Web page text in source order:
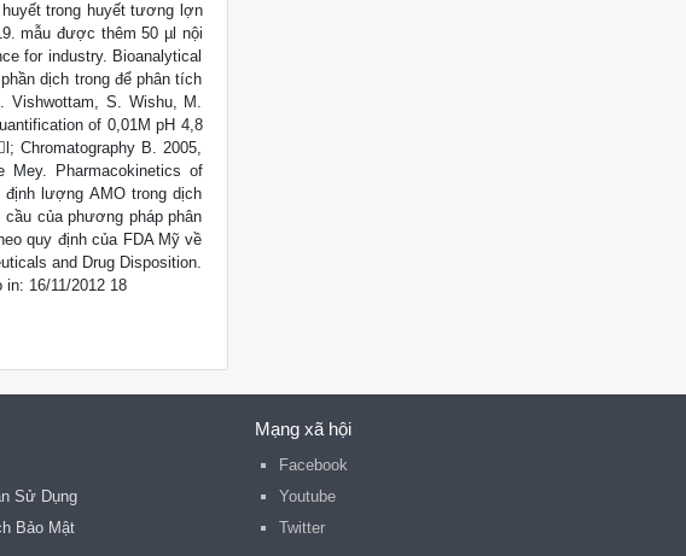
trong huyết tương lợn
mẫu được thêm 50 µl nội
for industry. Bioanalytical
dịch trong để phân tích
Vishwottam, S. Wishu, M.
of 0,01M pH 4,8
Chromatography B. 2005,
Pharmacokinetics of
định lượng AMO trong dịch
của phương pháp phân
quy định của FDA Mỹ về
and Drug Disposition.
in: 16/11/2012 18
Sử Dụng
Bảo Mật
Mạng xã hội
Facebook
Youtube
Twitter